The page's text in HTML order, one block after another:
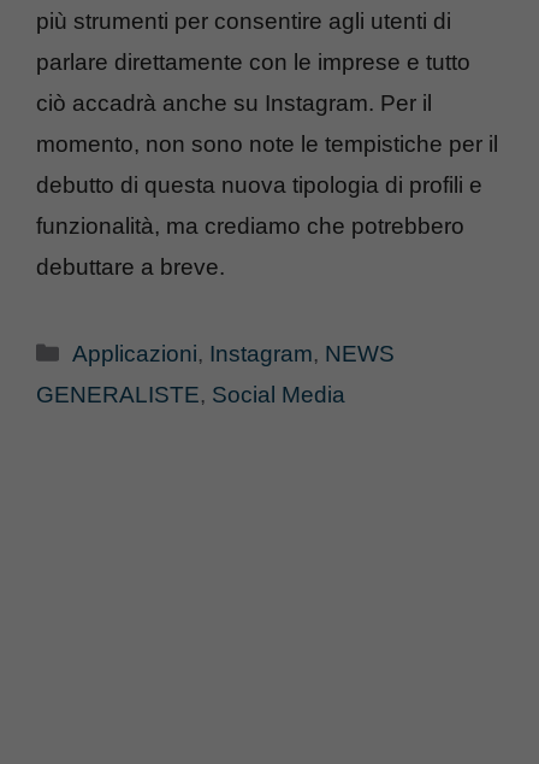
più strumenti per consentire agli utenti di
parlare direttamente con le imprese e tutto
ciò accadrà anche su Instagram. Per il
momento, non sono note le tempistiche per il
debutto di questa nuova tipologia di profili e
funzionalità, ma crediamo che potrebbero
debuttare a breve.
Categorie
Applicazioni, Instagram, NEWS
GENERALISTE, Social Media